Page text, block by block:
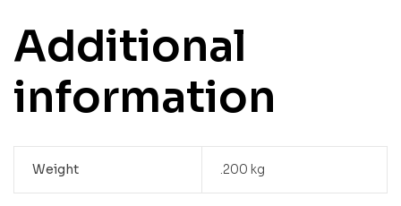
Additional
information
Weight .200 kg